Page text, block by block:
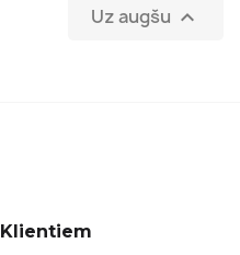
Uz augšu 
Klientiem